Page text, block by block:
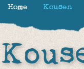
Home Kousen